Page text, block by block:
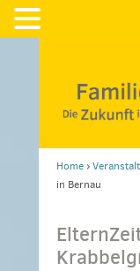
Home›
in Bernau